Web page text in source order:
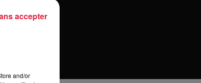
and/or
accepter